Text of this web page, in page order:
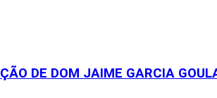
DE DOM JAIME GARCIA